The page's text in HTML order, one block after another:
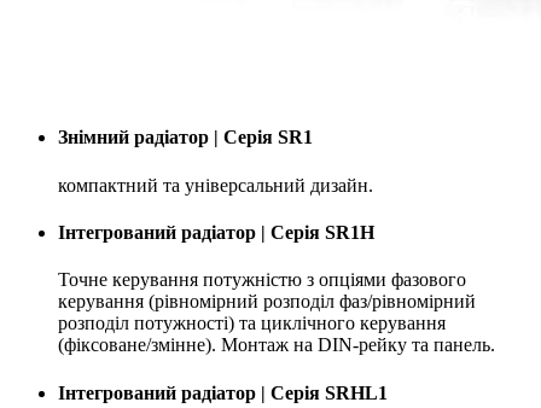
Знімний радіатор | Серія SR1
компактний та універсальний дизайн.
Інтегрований радіатор | Серія SR1H
Точне керування потужністю з опціями фазового
керування (рівномірний розподіл фаз/рівномірний
розподіл потужності) та циклічного керування
(фіксоване/змінне). Монтаж на DIN-рейку та панель.
Інтегрований радіатор | Серія SRHL1